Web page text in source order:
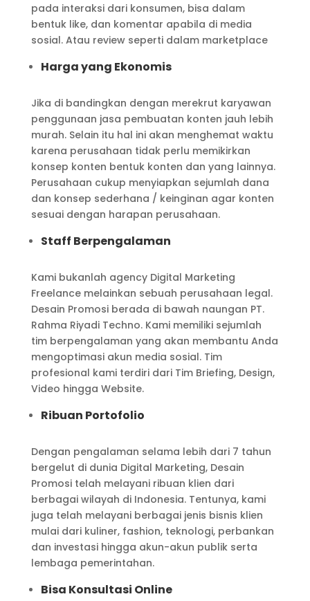
pada interaksi dari konsumen, bisa dalam
bentuk like, dan komentar apabila di media
sosial. Atau review seperti dalam marketplace
Harga yang Ekonomis
Jika di bandingkan dengan merekrut karyawan
penggunaan jasa pembuatan konten jauh lebih
murah. Selain itu hal ini akan menghemat waktu
karena perusahaan tidak perlu memikirkan
konsep konten bentuk konten dan yang lainnya.
Perusahaan cukup menyiapkan sejumlah dana
dan konsep sederhana / keinginan agar konten
sesuai dengan harapan perusahaan.
Staff Berpengalaman
Kami bukanlah agency Digital Marketing
Freelance melainkan sebuah perusahaan legal.
Desain Promosi berada di bawah naungan PT.
Rahma Riyadi Techno. Kami memiliki sejumlah
tim berpengalaman yang akan membantu Anda
mengoptimasi akun media sosial. Tim
profesional kami terdiri dari Tim Briefing, Design,
Video hingga Website.
Ribuan Portofolio
Dengan pengalaman selama lebih dari 7 tahun
bergelut di dunia Digital Marketing, Desain
Promosi telah melayani ribuan klien dari
berbagai wilayah di Indonesia. Tentunya, kami
juga telah melayani berbagai jenis bisnis klien
mulai dari kuliner, fashion, teknologi, perbankan
dan investasi hingga akun-akun publik serta
lembaga pemerintahan.
Bisa Konsultasi Online